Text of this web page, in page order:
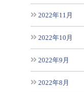
2022年11月
2022年10月
2022年9月
2022年8月